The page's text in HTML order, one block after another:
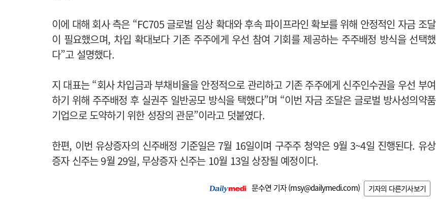
이에 대해 회사 측은 “FC705 글로벌 임상 확대와 후속 파이프라인 확보를 위해 안정적인 자금 조달
이 필요했으며, 차입 확대보다 기존 주주에게 우선 참여 기회를 제공하는 주주배정 방식을 선택했
다”고 설명했다.
지 대표는 “회사 차입금과 부채비율을 안정적으로 관리하고 기존 주주에게 신주인수권을 우선 부여
하기 위해 주주배정 후 실권주 일반공모 방식을 택했다”며 “이번 자금 조달은 글로벌 방사성의약품
기업으로 도약하기 위한 성장의 관문”이라고 덧붙였다.
한편, 이번 유상증자의 신주배정 기준일은 7월 16일이며 구주주 청약은 9월 3~4일 진행된다. 유상
증자 신주는 9월 29일, 무상증자 신주는 10월 13일 상장될 예정이다.
문수연 기자 (msy@dailymedi.com) 기자의 다른기사보기